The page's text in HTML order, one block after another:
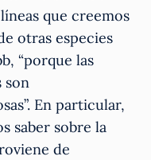
que creemos
otras especies
“porque las
son
En particular,
saber sobre la
de